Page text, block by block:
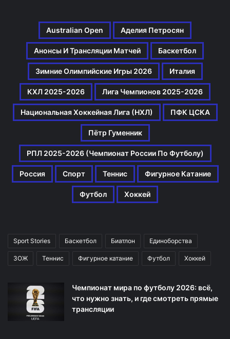
Australian Open Аделия Петросян
Анонсы И Трансляции Матчей Баскетбол
Зимние Олимпийские Игры 2026 Италия
КХЛ 2025-2026 Лига Чемпионов 2025-2026
Национальная Хоккейная Лига (НХЛ) ПФК ЦСКА
Пётр Гуменник
РПЛ 2025-2026 (Чемпионат России По Футболу)
Россия Спорт Теннис Фигурное Катание
Футбол Хоккей
Sport Stories Баскетбол Биатлон Единоборства
ЗОЖ Теннис Фигурное катание Футбол Хоккей
Чемпионат мира по футболу 2026: всё,
что нужно знать, и где смотреть прямые
трансляции